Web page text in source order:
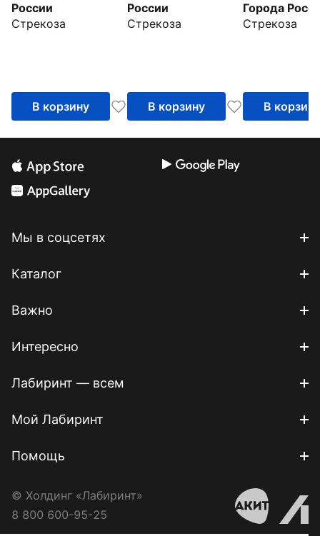
России
Стрекоза
В корзину
России
Стрекоза
В корзину
Города
Стрекоза
В корзину
Мы в соцсетях
Каталог
Важно
Интересно
Лабиринт — всем
Мой Лабиринт
Помощь
© Холдинг «Лабиринт»
8 800 600-95-25